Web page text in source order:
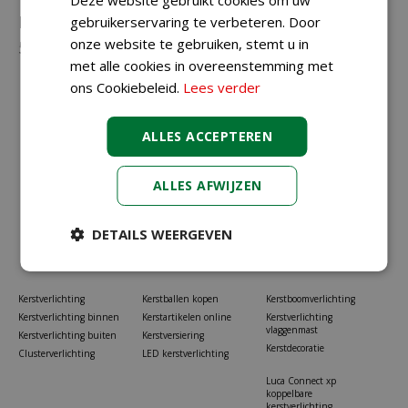
Neem gerust contact met ons op via023-
5581528ofinfo@koopkerstverlichting.nl
Kerstverlichting
Kerstverlichting binnen
Kerstverlichting buiten
Clusterverlichting
Kerstballen kopen
Kerstartikelen online
Kerstversiering
LED kerstverlichting
Kerstboomverlichting
Kerstverlichting
vlaggenmast
Kerstdecoratie
Luca Connect xp
koppelbare
gebruikerservaring te verbeteren. Door
onze website te gebruiken, stemt u in
met alle cookies in overeenstemming met
ons Cookiebeleid. Lees verder
ALLES ACCEPTEREN
ALLES AFWIJZEN
DETAILS WEERGEVEN